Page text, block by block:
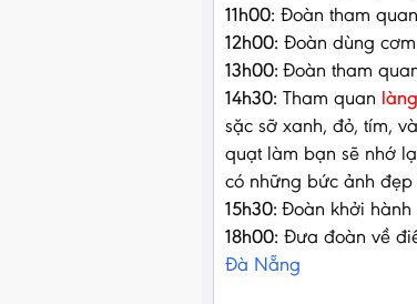
11h00: Đoàn tham
12h00: Đoàn dùng
13h00: Đoàn tham
14h30: Tham quan
sặc sỡ xanh, đỏ, tím,
quạt làm bạn sẽ nhớ
có những bức ảnh
15h30: Đoàn khởi
18h00: Đưa đoàn về
Đà Nẵng